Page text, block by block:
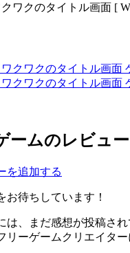
ワクのタイトル画面 [
ームのレビュー
を追加する
お待ちしています！
は、まだ感想が投稿さ
リーゲームクリエイタ